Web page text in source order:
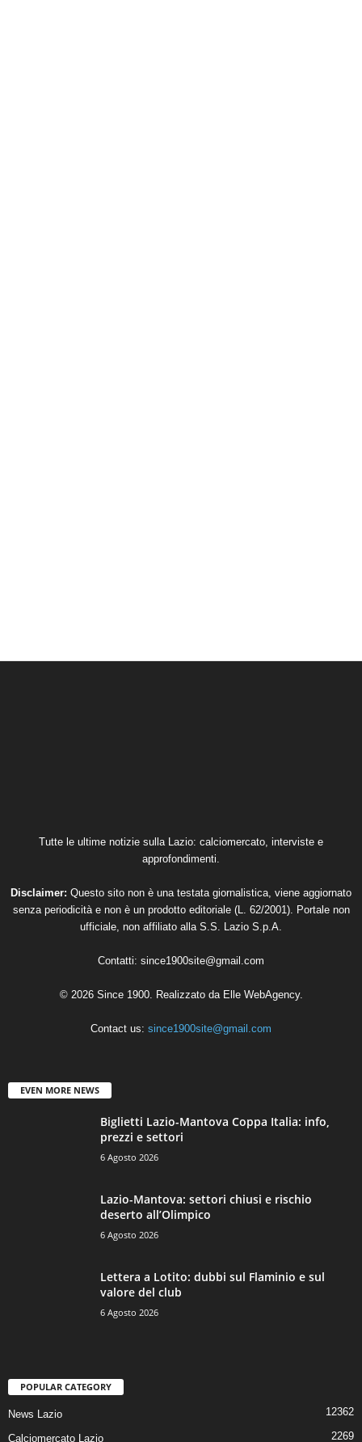
Tutte le ultime notizie sulla Lazio: calciomercato, interviste e
approfondimenti.
Disclaimer: Questo sito non è una testata giornalistica, viene aggiornato
senza periodicità e non è un prodotto editoriale (L. 62/2001). Portale non
ufficiale, non affiliato alla S.S. Lazio S.p.A.
Contatti: since1900site@gmail.com
© 2026 Since 1900. Realizzato da Elle WebAgency.
Contact us: since1900site@gmail.com
EVEN MORE NEWS
Biglietti Lazio-Mantova Coppa Italia: info,
prezzi e settori
6 Agosto 2026
Lazio-Mantova: settori chiusi e rischio
deserto all’Olimpico
6 Agosto 2026
Lettera a Lotito: dubbi sul Flaminio e sul
valore del club
6 Agosto 2026
POPULAR CATEGORY
News Lazio 12362
Calciomercato Lazio 2269